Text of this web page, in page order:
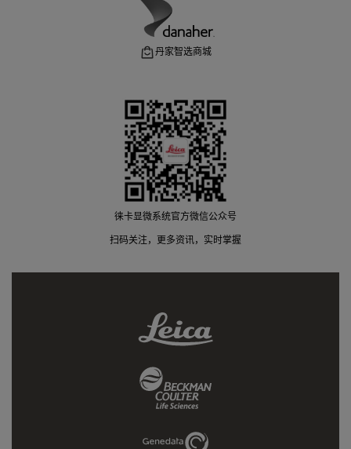
丹家智选商城
徕卡显微系统官方微信公众号
扫码关注，更多资讯，实时掌握
Leica
Link
Coulter
Link
Genedata